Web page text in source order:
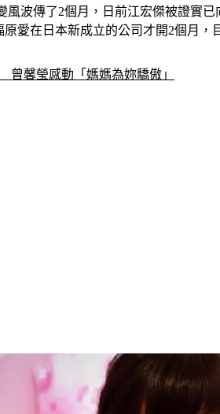
風波傳了2個月，日前江宏傑被證實
愛在日本新成立的公司才開2個月，
曾馨瑩感動「媽媽為妳驕傲」